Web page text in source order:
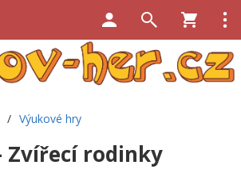
/ Výukové hry
- Zvířecí rodinky